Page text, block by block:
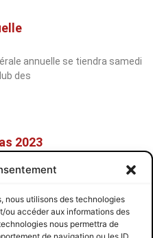
nous utilisons des technologies
ou accéder aux informations des
nous permettra de
annuelle se tiendra samedi
des
2023